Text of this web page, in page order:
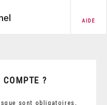
AIDE
COMPTE ?
sont obligatoires.